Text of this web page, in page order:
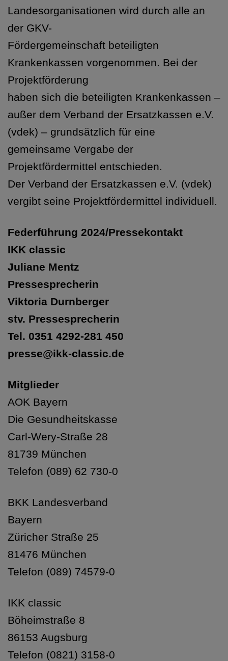
Landesorganisationen wird durch alle an
der GKV-
Fördergemeinschaft beteiligten
Krankenkassen vorgenommen. Bei der
Projektförderung
haben sich die beteiligten Krankenkassen –
außer dem Verband der Ersatzkassen e.V.
(vdek) – grundsätzlich für eine
gemeinsame Vergabe der
Projektfördermittel entschieden.
Der Verband der Ersatzkassen e.V. (vdek)
vergibt seine Projektfördermittel individuell.
Federführung 2024/Pressekontakt
IKK classic
Juliane Mentz
Pressesprecherin
Viktoria Durnberger
stv. Pressesprecherin
Tel. 0351 4292-281 450
presse@ikk-classic.de
Mitglieder
AOK Bayern
Die Gesundheitskasse
Carl-Wery-Straße 28
81739 München
Telefon (089) 62 730-0
BKK Landesverband
Bayern
Züricher Straße 25
81476 München
Telefon (089) 74579-0
IKK classic
Böheimstraße 8
86153 Augsburg
Telefon (0821) 3158-0